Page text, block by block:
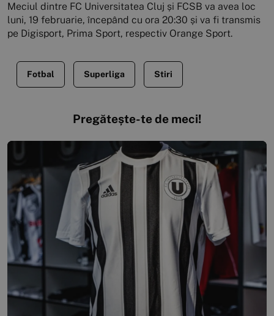
Meciul dintre FC Universitatea Cluj și FCSB va avea loc
luni, 19 februarie, începând cu ora 20:30 și va fi transmis
pe Digisport, Prima Sport, respectiv Orange Sport.
Fotbal Superliga Stiri
Pregătește-te de meci!